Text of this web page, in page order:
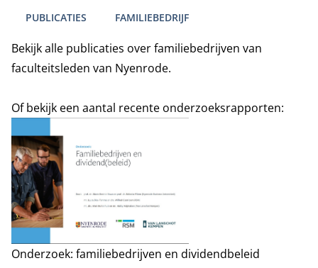
PUBLICATIES FAMILIEBEDRIJF
Bekijk alle publicaties over familiebedrijven van
faculteitsleden van Nyenrode.
Of bekijk een aantal recente onderzoeksrapporten:
Onderzoek: familiebedrijven en dividendbeleid